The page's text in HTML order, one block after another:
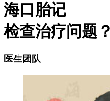
海口胎记
检查治疗问题？
医生团队